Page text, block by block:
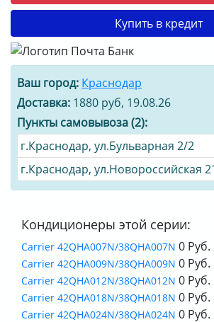
Купить в кредит
Ваш город: Краснодар
Доставка: 1880 руб, 19.08.26
Пункты самовывоза (2):
г.Краснодар, ул.Бульварная 2/2
г.Краснодар, ул.Новороссийская
Кондиционеры этой серии:
Carrier 42QHA007N/38QHA007N 0 Руб.
Carrier 42QHA009N/38QHA009N 0 Руб.
Carrier 42QHA012N/38QHA012N 0 Руб.
Carrier 42QHA018N/38QHA018N 0 Руб.
Carrier 42QHA024N/38QHA024N 0 Руб.